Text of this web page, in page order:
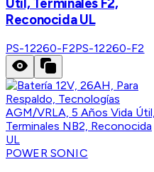
Útil, Terminales F2,
Reconocida UL
PS-12260-F2PS-12260-F2
POWER SONIC